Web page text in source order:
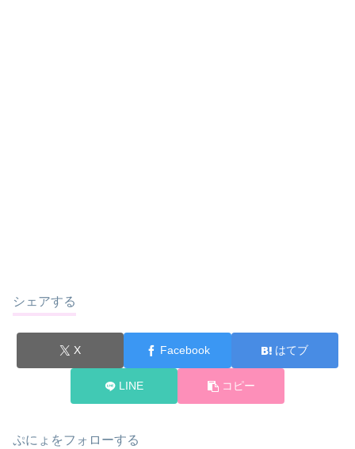
シェアする
X Facebook はてブ
LINE コピー
ぷにょをフォローする